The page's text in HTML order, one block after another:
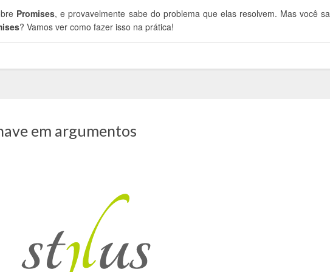
Promises, e provavelmente sabe do problema que elas resolvem. Mas você
? Vamos ver como fazer isso na prática!
em argumentos